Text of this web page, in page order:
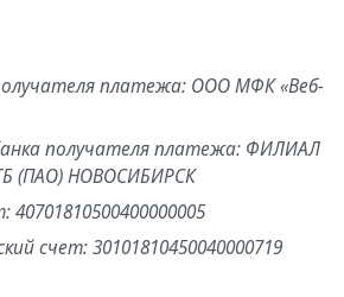
платежа: ООО МФК «Веб-
получателя платежа: ФИЛИАЛ
(ПАО) НОВОСИБИРСК
счет: 30101810450040000719